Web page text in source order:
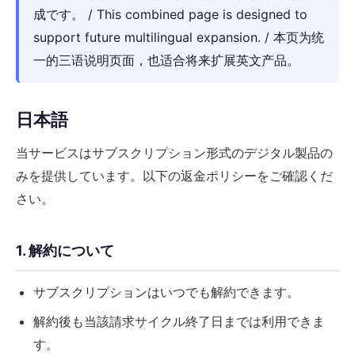
成です。 / This combined page is designed to
support future multilingual expansion. / 本页为统
一的三语说明页面，也适合将来扩展英文产品。
日本語
当サービスはサブスクリプション形式のデジタル製品の
みを提供しています。以下の返金ポリシーをご確認くだ
さい。
1. 解約について
サブスクリプションはいつでも解約できます。
解約後も当該請求サイクル終了日までは利用できま
す。